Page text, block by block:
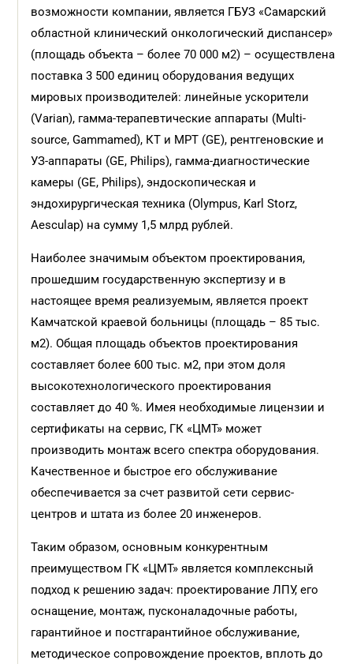
возможности компании, является ГБУЗ «Самарский
областной клинический онкологический диспансер»
(площадь объекта – более 70 000 м2) – осуществлена
поставка 3 500 единиц оборудования ведущих
мировых производителей: линейные ускорители
(Varian), гамма-терапевтические аппараты (Multi-
source, Gammamed), КТ и МРТ (GE), рентгеновские и
УЗ-аппараты (GE, Philips), гамма-диагностические
камеры (GE, Philips), эндоскопическая и
эндохирургическая техника (Olympus, Karl Storz,
Aesculap) на сумму 1,5 млрд рублей.
Наиболее значимым объектом проектирования,
прошедшим государственную экспертизу и в
настоящее время реализуемым, является проект
Камчатской краевой больницы (площадь – 85 тыс.
м2). Общая площадь объектов проектирования
составляет более 600 тыс. м2, при этом доля
высокотехнологического проектирования
составляет до 40 %. Имея необходимые лицензии и
сертификаты на сервис, ГК «ЦМТ» может
производить монтаж всего спектра оборудования.
Качественное и быстрое его обслуживание
обеспечивается за счет развитой сети сервис-
центров и штата из более 20 инженеров.
Таким образом, основным конкурентным
преимуществом ГК «ЦМТ» является комплексный
подход к решению задач: проектирование ЛПУ, его
оснащение, монтаж, пусконаладочные работы,
гарантийное и постгарантийное обслуживание,
методическое сопровождение проектов, вплоть до